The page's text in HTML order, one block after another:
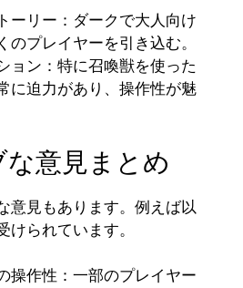
ーリー：ダークで大人向け
のプレイヤーを引き込む。
ョン：特に召喚獣を使った
に迫力があり、操作性が魅
意見まとめ
意見もあります。例えば以
けられています。
操作性：一部のプレイヤー